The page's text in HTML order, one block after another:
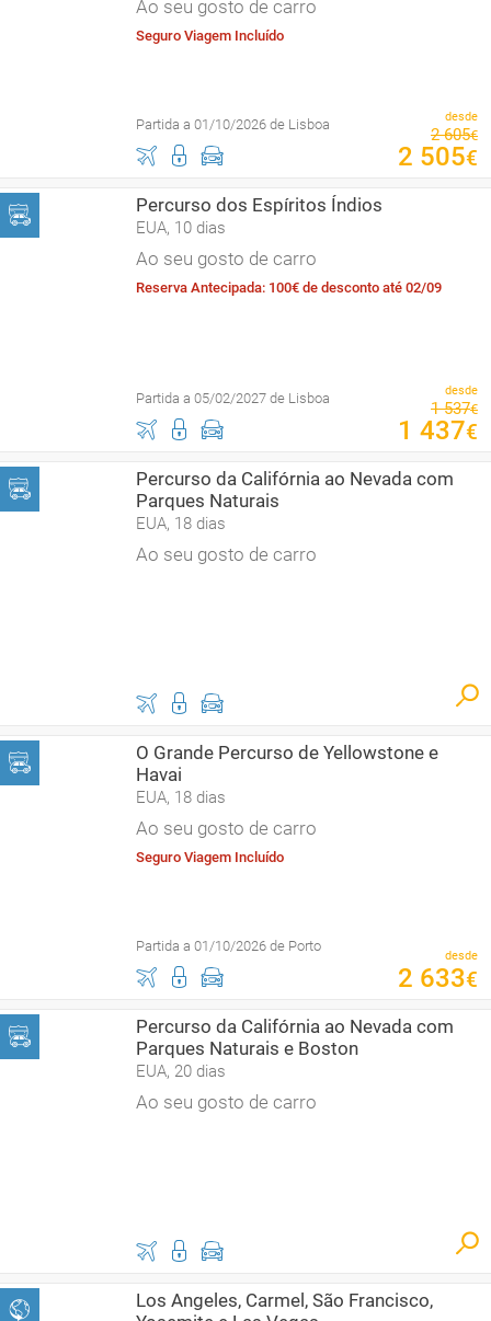
Ao seu gosto de carro
Seguro Viagem Incluído
Partida a 01/10/2026 de Lisboa desde
2 605€
2 505€
Percurso dos Espíritos Índios
EUA, 10 dias
Ao seu gosto de carro
Reserva Antecipada: 100€ de desconto até 02/09
Partida a 05/02/2027 de Lisboa desde
1 537€
1 437€
Percurso da Califórnia ao Nevada com
Parques Naturais
EUA, 18 dias
Ao seu gosto de carro
O Grande Percurso de Yellowstone e
Havai
EUA, 18 dias
Ao seu gosto de carro
Seguro Viagem Incluído
Partida a 01/10/2026 de Porto
desde
2 633€
Percurso da Califórnia ao Nevada com
Parques Naturais e Boston
EUA, 20 dias
Ao seu gosto de carro
Los Angeles, Carmel, São Francisco,